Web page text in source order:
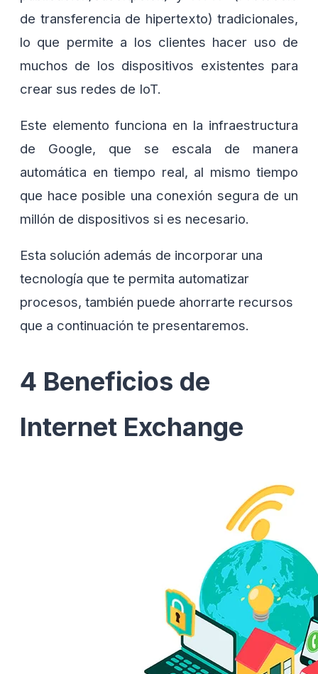
de transferencia de hipertexto) tradicionales,
lo que permite a los clientes hacer uso de
muchos de los dispositivos existentes para
crear sus redes de IoT.
Este elemento funciona en la infraestructura
de Google, que se escala de manera
automática en tiempo real, al mismo tiempo
que hace posible una conexión segura de un
millón de dispositivos si es necesario.
Esta solución además de incorporar una
tecnología que te permita automatizar
procesos, también puede ahorrarte recursos
que a continuación te presentaremos.
4 Beneficios de
Internet Exchange